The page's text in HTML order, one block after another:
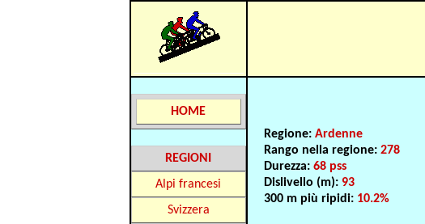
HOME
REGIONI
Alpi francesi
Svizzera
Regione:Ardenne
Rango nella regione:278
Durezza:68 pss
Dislivello (m): 93
300 m più ripidi: 10.2%